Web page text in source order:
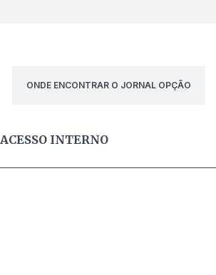
ONDE ENCONTRAR O JORNAL OPÇÃO
ACESSO INTERNO